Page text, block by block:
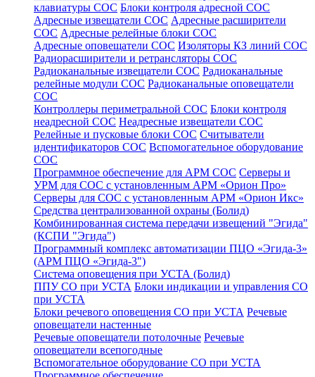
клавиатуры СОС Блоки контроля адресной СОС
Адресные извещатели СОС Адресные расширители
СОС Адресные релейные блоки СОС
Адресные оповещатели СОС Изоляторы КЗ линий СОС
Радиорасширители и ретрансляторы СОС
Радиоканальные извещатели СОС Радиоканальные
релейные модули СОС Радиоканальные оповещатели
СОС
Контроллеры периметральной СОС Блоки контроля
неадресной СОС Неадресные извещатели СОС
Релейные и пусковые блоки СОС Считыватели
идентификаторов СОС Вспомогательное оборудование
СОС
Программное обеспечение для АРМ СОС Серверы и
УРМ для СОС с установленным АРМ «Орион Про»
Серверы для СОС с установленным АРМ «Орион Икс»
Средства централизованной охраны (Болид)
Комбинированная система передачи извещений "Эгида"
(КСПИ "Эгида")
Программный комплекс автоматизации ПЦО «Эгида-3»
(АРМ ПЦО «Эгида-3")
Система оповещения при УСТА (Болид)
ППУ СО при УСТА Блоки индикации и управления СО
при УСТА
Блоки речевого оповещения СО при УСТА Речевые
оповещатели настенные
Речевые оповещатели потолочные Речевые
оповещатели всепогодные
Вспомогательное оборудование СО при УСТА